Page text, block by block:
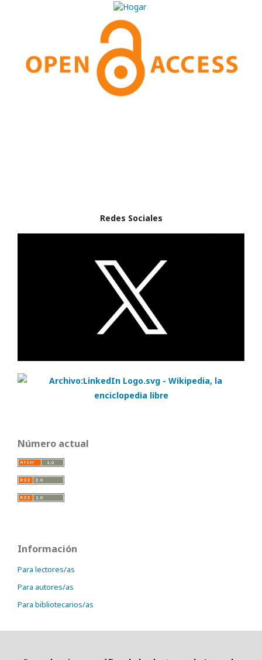
Redes Sociales
Número actual
Información
Para lectores/as
Para autores/as
Para bibliotecarios/as